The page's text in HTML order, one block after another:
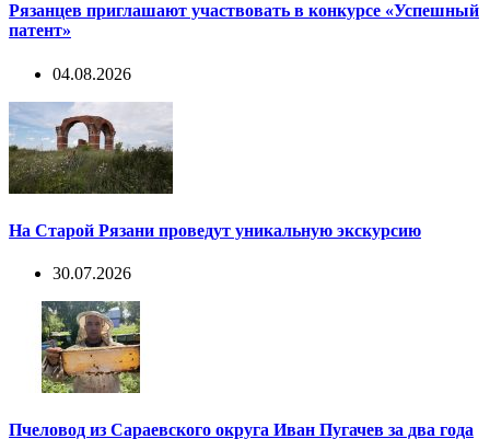
Рязанцев приглашают участвовать в конкурсе «Успешный
патент»
04.08.2026
На Старой Рязани проведут уникальную экскурсию
30.07.2026
Пчеловод из Сараевского округа Иван Пугачев за два года